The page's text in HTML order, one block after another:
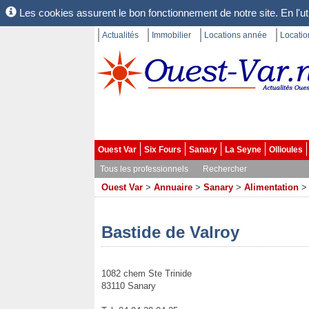
Les cookies assurent le bon fonctionnement de notre site. En
Actualités Immobilier Locations année
Ouest Var Six Fours Sanary La Seyne Ollioules
Tous les professionnels
Rechercher
Ouest Var > Annuaire > Sanary > Alimentation >
Bastide de Valroy
1082 chem Ste Trinide
83110 Sanary